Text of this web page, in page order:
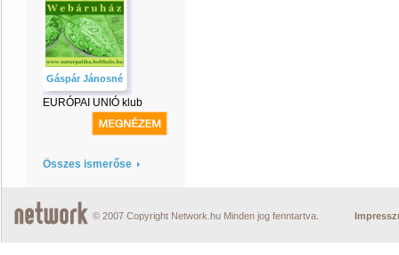
Gáspár Jánosné
EURÓPAI UNIÓ klub
Összes ismerőse
© 2007 Copyright Network.hu Minden jog fenntartva.